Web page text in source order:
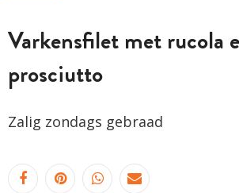
Varkensfilet met rucola
prosciutto
Zalig zondags gebraad